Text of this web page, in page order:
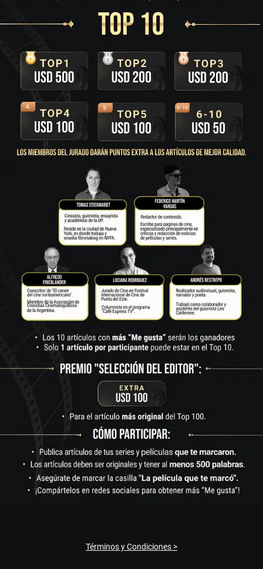
Términos y Condiciones >